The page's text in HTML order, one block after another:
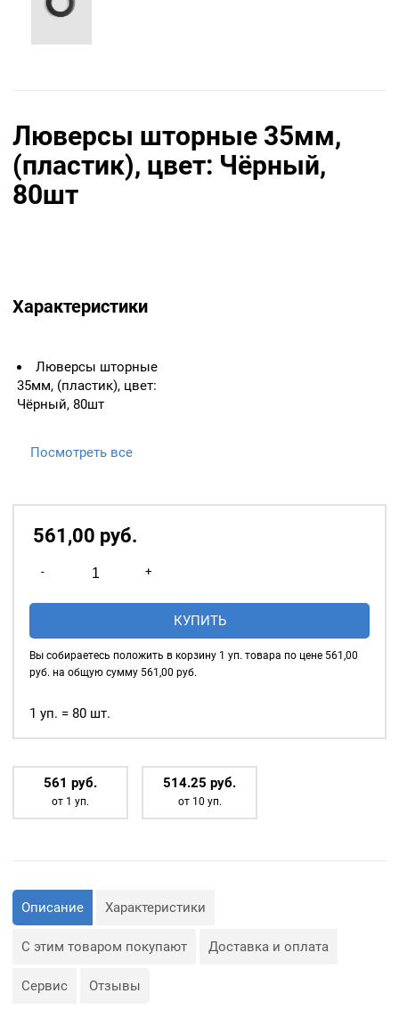
Люверсы шторные 35мм,
(пластик), цвет: Чёрный,
80шт
Характеристики
Люверсы шторные
35мм, (пластик), цвет:
Чёрный, 80шт
Посмотреть все
561,00 руб.
-
товара
Люверсы
(пластик),
Чёрный,
+
КУПИТЬ
Вы собираетесь положить в корзину 1 уп. товара по цене 561,00
руб. на общую сумму 561,00 руб.
1 уп. = 80 шт.
561 руб.
от 1 уп.
514.25 руб.
от 10 уп.
Описание Характеристики
С этим товаром покупают Доставка и оплата
Сервис Отзывы